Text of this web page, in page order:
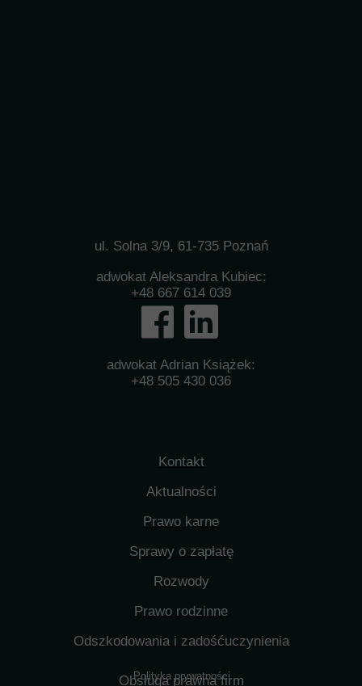
Kontakt
Aktualności
Prawo karne
Odszkodowania i zadośćuczynienia
Prawo rodzinne
Rozwody
Sprawy o zapłatę
Obsługa prawna firm
Polityka prywatności
adwokat Aleksandra Kubiec:
+48 667 614 039
ul. Solna 3/9, 61-735 Poznań
adwokat Adrian Książek:
+48 505 430 036